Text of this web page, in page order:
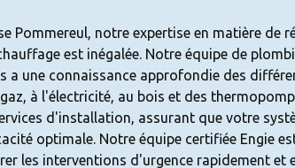
Pommereul, notre expertise en matière de
est inégalée. Notre équipe de
a une connaissance approfondie des
à l'électricité, au bois et des
d'installation, assurant que votre
optimale. Notre équipe certifiée Engie
les interventions d'urgence rapidement et